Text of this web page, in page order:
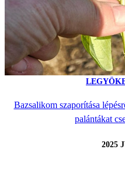
Bazsalikom szaporítása
palántákat
2025